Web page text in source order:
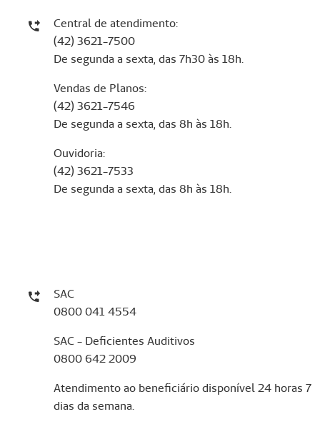
Central de atendimento:
(42) 3621-7500
De segunda a sexta, das 7h30 às 18h.
Vendas de Planos:
(42) 3621-7546
De segunda a sexta, das 8h às 18h.
Ouvidoria:
(42) 3621-7533
De segunda a sexta, das 8h às 18h.
SAC
0800 041 4554
SAC - Deficientes Auditivos
0800 642 2009
Atendimento ao beneficiário disponível 24 horas 7
dias da semana.